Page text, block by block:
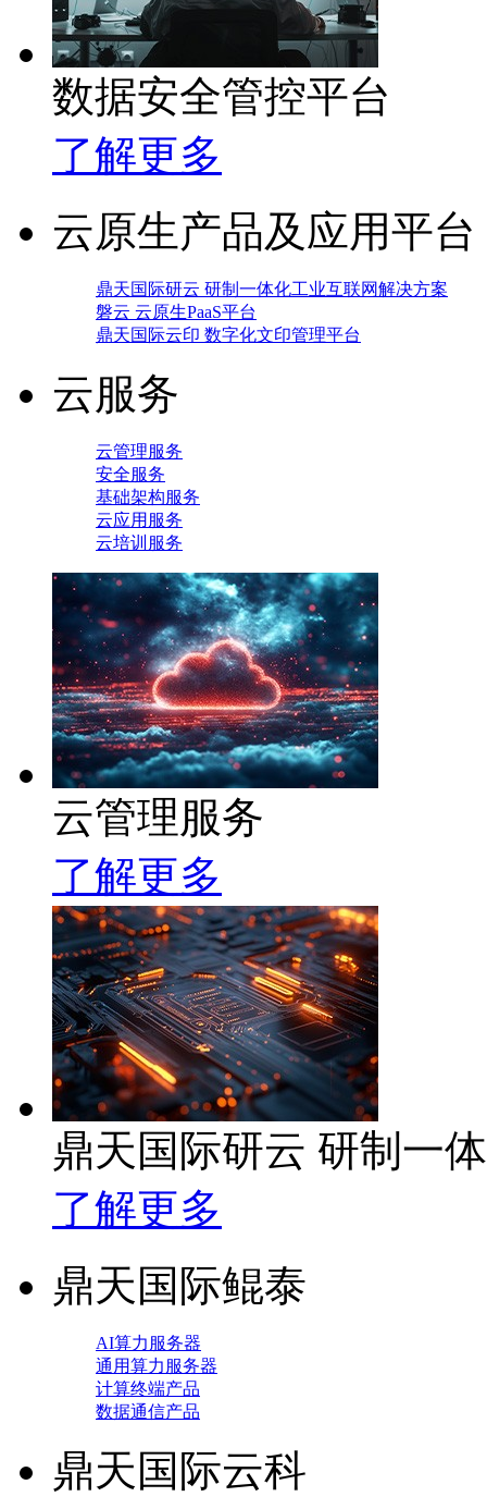
数据安全管控平台
了解更多
云原生产品及应用平台
鼎天国际研云 研制一体化工业互联网解决方案
磐云 云原生PaaS平台
鼎天国际云印 数字化文印管理平台
云服务
云管理服务
安全服务
基础架构服务
云应用服务
云培训服务
云管理服务
了解更多
鼎天国际研云 研制一
了解更多
鼎天国际鲲泰
AI算力服务器
通用算力服务器
计算终端产品
数据通信产品
鼎天国际云科